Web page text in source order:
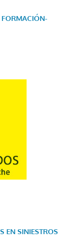
FORMACIÓN-
EN SINIESTROS